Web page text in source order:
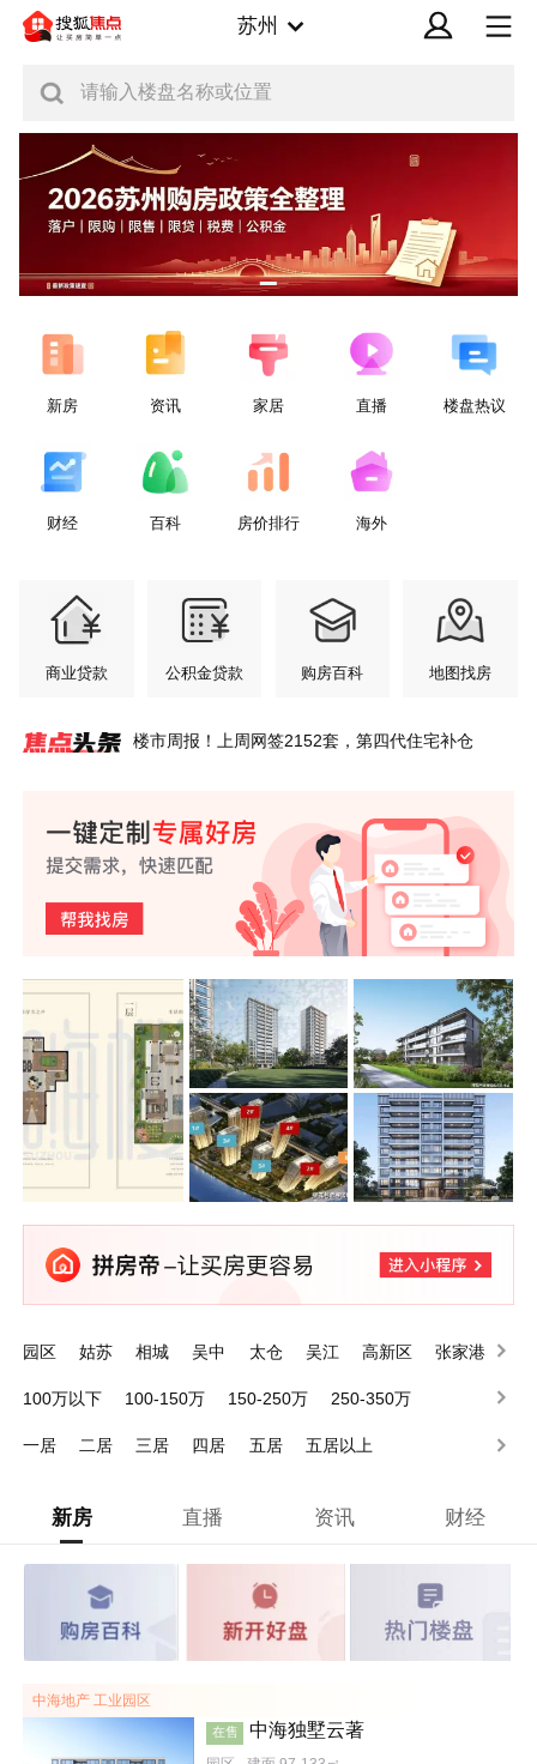
苏州
请输入楼盘名称或位置
新房 资讯 家居 直播 楼盘热议
财经 百科 房价排行 海外
商业贷款 公积金贷款 购房百科 地图找房
楼市周报！上周网签2152套，第四代住宅补仓
园区 姑苏 相城 吴中 太仓 吴江 高新区
张家港
100万以下
100-150万 150-250万
250-350万
一居
二居 三居 四居 五居 五居以上
新房 直播 资讯 财经
中海地产 工业园区
在售 中海独墅云著